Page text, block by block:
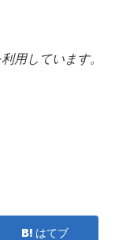
用しています。
はてブ